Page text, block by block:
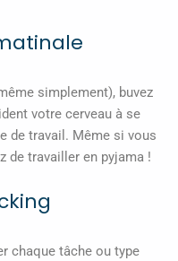
simplement), buvez
votre cerveau à se
de travail. Même si vous
de travailler en pyjama !
chaque tâche ou type